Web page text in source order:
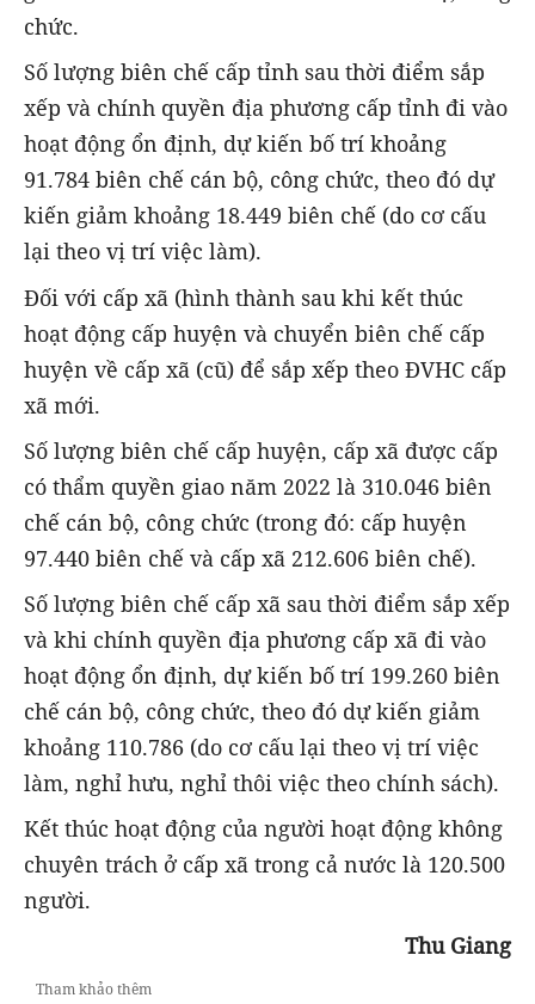
chức.
Số lượng biên chế cấp tỉnh sau thời điểm sắp
xếp và chính quyền địa phương cấp tỉnh đi vào
hoạt động ổn định, dự kiến bố trí khoảng
91.784 biên chế cán bộ, công chức, theo đó dự
kiến giảm khoảng 18.449 biên chế (do cơ cấu
lại theo vị trí việc làm).
Đối với cấp xã (hình thành sau khi kết thúc
hoạt động cấp huyện và chuyển biên chế cấp
huyện về cấp xã (cũ) để sắp xếp theo ĐVHC cấp
xã mới.
Số lượng biên chế cấp huyện, cấp xã được cấp
có thẩm quyền giao năm 2022 là 310.046 biên
chế cán bộ, công chức (trong đó: cấp huyện
97.440 biên chế và cấp xã 212.606 biên chế).
Số lượng biên chế cấp xã sau thời điểm sắp xếp
và khi chính quyền địa phương cấp xã đi vào
hoạt động ổn định, dự kiến bố trí 199.260 biên
chế cán bộ, công chức, theo đó dự kiến giảm
khoảng 110.786 (do cơ cấu lại theo vị trí việc
làm, nghỉ hưu, nghỉ thôi việc theo chính sách).
Kết thúc hoạt động của người hoạt động không
chuyên trách ở cấp xã trong cả nước là 120.500
người.
Thu Giang
Tham khảo thêm